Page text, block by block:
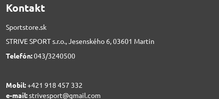
Kontakt
Sportstore.sk
STRIVE SPORT s.r.o., Jesenského 6, 03601 Martin
Telefón:043/3240500
Mobil:+421 918 457 332
e-mail:strivesport@gmail.com